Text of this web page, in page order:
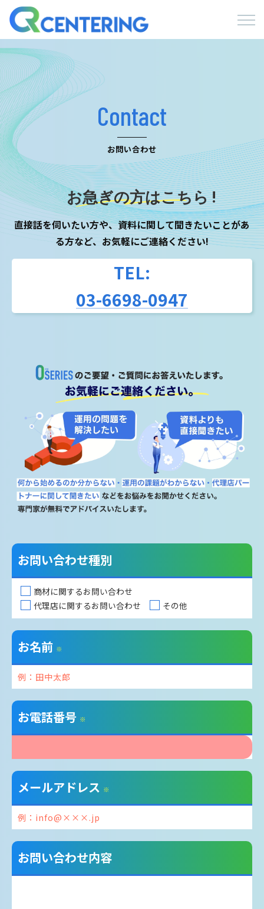
お問い合わせ
Contact
お急ぎの方はこちら !
直接話を伺いたい方や、資料に関して聞きたいことがあ
る方など、お気軽にご連絡ください!
TEL:
03-6698-0947
お問い合わせ種別
商材に関するお問い合わせ
代理店に関するお問い合わせ
その他
お名前 ※
お電話番号 ※
メールアドレス ※
お問い合わせ内容